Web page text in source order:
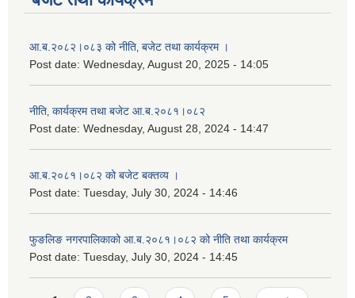
आ.ब.२०८२।०८३ को नीति‚ बजेट तथा कार्यक्रम ।
Post date: Wednesday, August 20, 2025 - 14:05
नीति‚ कार्यक्रम तथा बजेट आ.ब.२०८१।०८२
Post date: Wednesday, August 28, 2024 - 14:47
आ.ब.२०८१।०८२ को बजेट बक्तव्य ।
Post date: Tuesday, July 30, 2024 - 14:46
फुङलिङ नगरपालिकाको आ.ब.२०८१।०८२ को नीति तथा कार्यक्रम
Post date: Tuesday, July 30, 2024 - 14:45